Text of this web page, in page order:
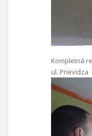
Kompletná
ul. Prievidza